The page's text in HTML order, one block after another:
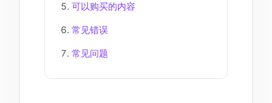
可以购买的内容
常见错误
常见问题